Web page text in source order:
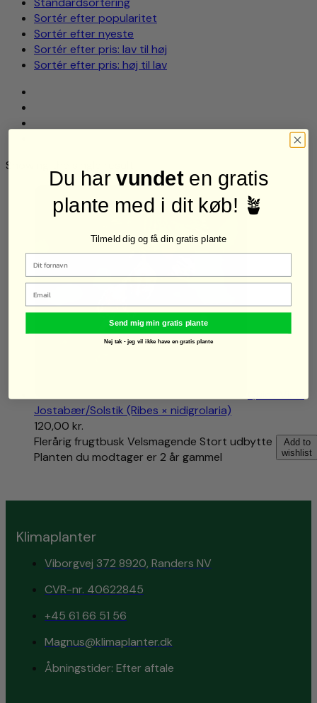
Sortér efter popularitet
Sortér efter nyeste
Sortér efter pris: lav til høj
Sortér efter pris: høj til lav
Showing the single result
Quick View
Jostabær/Solstik (Ribes × nidigrolaria)
120,00 kr.
Add to
wishlist
Flerårig frugtbusk Velsmagende Stort udbytte
Planten du modtager er 2 år gammel
Klimaplanter
Viborgvej 372 8920, Randers NV
CVR-nr. 40622845
+45 61 66 51 56
Magnus@klimaplanter.dk
Åbningstider: Efter aftale
Du harvundeten gratis
plante med i dit køb! 🪴
Tilmeld dig og få din gratis plante
Email
Send mig min gratis plante
Nej tak - jeg vil ikke have en gratis plante